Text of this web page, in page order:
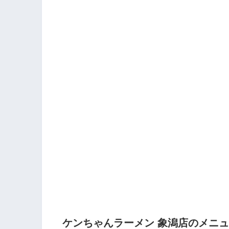
ケンちゃんラーメン 象潟店のメニ